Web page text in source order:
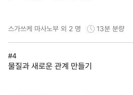
스가쓰케 마사노부 외 2 명 13분 분량
#4
물질과 새로운 관계 만들기